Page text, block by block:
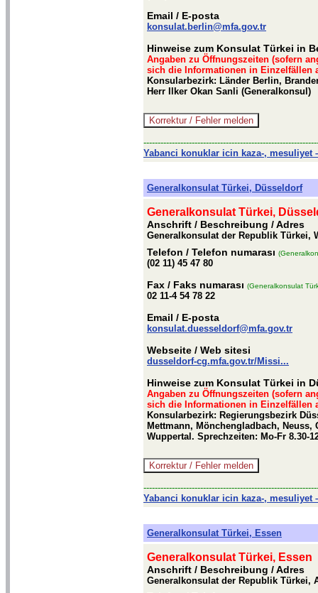
Email / E-posta
konsulat.berlin@mfa.gov.tr
Hinweise zum Konsulat Türkei in
Angaben zu Öffnungszeiten (sofern
sich die Informationen in Einzelfällen
Konsularbezirk: Länder Berlin,
Herr Ilker Okan Sanli (Generalkonsul)
Yabanci konuklar icin kaza-, mesuliyet
Generalkonsulat Türkei, Düsseldorf
Generalkonsulat Türkei,
Anschrift / Beschreibung / Adres
Generalkonsulat der Republik Türkei,
Telefon / Telefon numarası
(02 11) 45 47 80
Fax / Faks numarası (Generalkonsulat
02 11-4 54 78 22
Email / E-posta
konsulat.duesseldorf@mfa.gov.tr
Webseite / Web sitesi
dusseldorf-cg.mfa.gov.tr/Missi...
Hinweise zum Konsulat Türkei in
Angaben zu Öffnungszeiten (sofern
sich die Informationen in Einzelfällen
Konsularbezirk: Regierungsbezirk
Mettmann, Mönchengladbach,
Wuppertal. Sprechzeiten: Mo-Fr 8.30-
Yabanci konuklar icin kaza-, mesuliyet
Generalkonsulat Türkei, Essen
Generalkonsulat Türkei, Essen
Anschrift / Beschreibung / Adres
Generalkonsulat der Republik Türkei,